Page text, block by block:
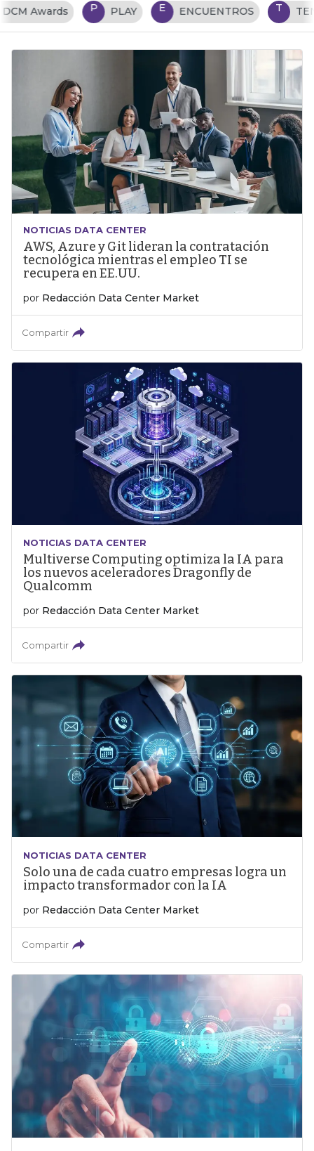
P PLAY E ENCUENTROS T TENDENCIAS TI
NOTICIAS DATA CENTER
AWS, Azure y Git lideran la contratación
tecnológica mientras el empleo TI se
recupera en EE.UU.
por Redacción Data Center Market
Compartir
NOTICIAS DATA CENTER
Multiverse Computing optimiza la IA para
los nuevos aceleradores Dragonfly de
Qualcomm
por Redacción Data Center Market
Compartir
NOTICIAS DATA CENTER
Solo una de cada cuatro empresas logra un
impacto transformador con la IA
por Redacción Data Center Market
Compartir